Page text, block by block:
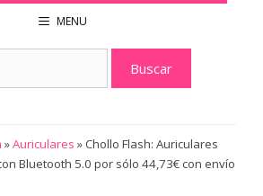
MENU
»Auriculares » Chollo Flash: Auriculares
Bluetooth 5.0 por sólo 44,73€ con envío